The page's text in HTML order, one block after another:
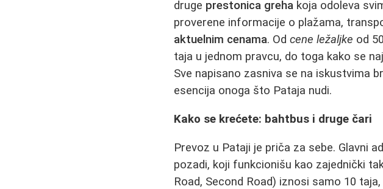
druge prestonica greha koja odoleva
proverene informacije o plažama,
aktuelnim cenama. Odcene ležaljke od
taja u jednom pravcu, do toga kako se
Sve napisano zasniva se na iskustvima
esencija onoga što Pataja nudi.
Kako se krećete: bahtbus i druge čari
Prevoz u Pataji je priča za sebe. Glavni
pozadi, koji funkcionišu kao zajednički
Road, Second Road) iznosi samo 10